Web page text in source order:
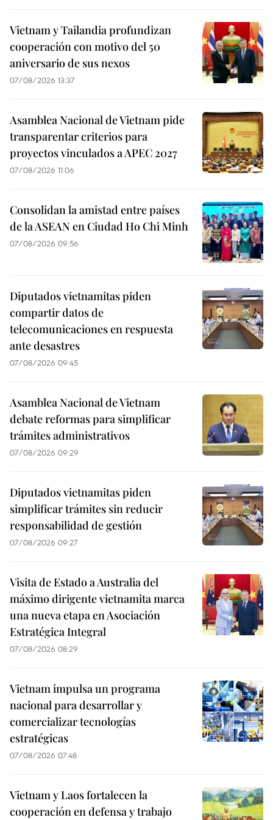
Vietnam y Tailandia profundizan
cooperación con motivo del 50
aniversario de sus nexos
07/08/2026 13:37
Asamblea Nacional de Vietnam pide
transparentar criterios para
proyectos vinculados a APEC 2027
07/08/2026 11:06
Consolidan la amistad entre países
de la ASEAN en Ciudad Ho Chi Minh
07/08/2026 09:56
Diputados vietnamitas piden
compartir datos de
telecomunicaciones en respuesta
ante desastres
07/08/2026 09:45
Asamblea Nacional de Vietnam
debate reformas para simplificar
trámites administrativos
07/08/2026 09:29
Diputados vietnamitas piden
simplificar trámites sin reducir
responsabilidad de gestión
07/08/2026 09:27
Visita de Estado a Australia del
máximo dirigente vietnamita marca
una nueva etapa en Asociación
Estratégica Integral
07/08/2026 08:29
Vietnam impulsa un programa
nacional para desarrollar y
comercializar tecnologías
estratégicas
07/08/2026 07:48
Vietnam y Laos fortalecen la
cooperación en defensa y trabajo